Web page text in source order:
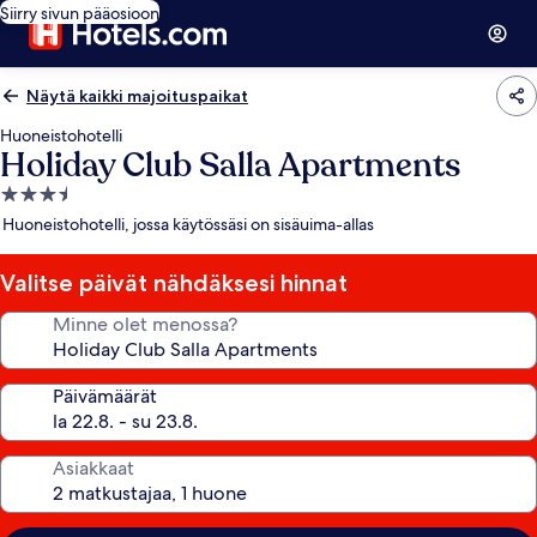
Siirry sivun pääosioon
Näytä kaikki majoituspaikat
Huoneistohotelli
Holiday Club Salla Apartments
3.5
tähden
Huoneistohotelli, jossa käytössäsi on sisäuima-allas
Valitse päivät nähdäksesi hinnat
Minne olet menossa?
Päivämäärät
Asiakkaat